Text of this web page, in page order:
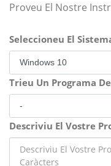
Proveu El Nostre
Seleccioneu El
Trieu Un Programa
Descriviu El Vostre